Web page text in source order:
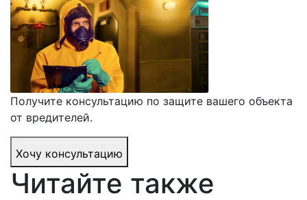
Получите консультацию по защите вашего объекта
от вредителей.
Хочу консультацию
Читайте также